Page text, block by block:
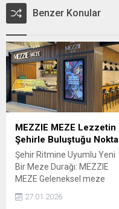
Benzer Konular
MEZZIE MEZE Lezzetin
Şehirle Buluştuğu Nokta
Şehir Ritmine Uyumlu Yeni
Bir Meze Durağı: MEZZIE
MEZE Geleneksel meze
kültürünü modern şehir
yaşamının hızına uyarlayan
27.01.2026